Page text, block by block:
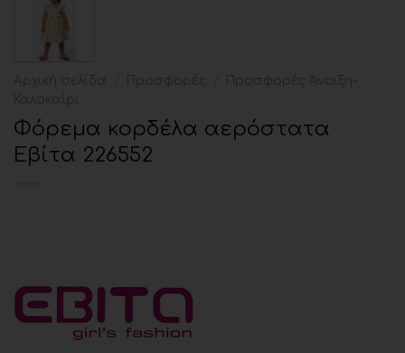
Φόρεμα κορδέλα αερόστατα
Εβίτα 226552